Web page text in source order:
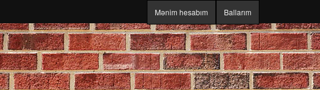
Mənim hesabım Ballarım